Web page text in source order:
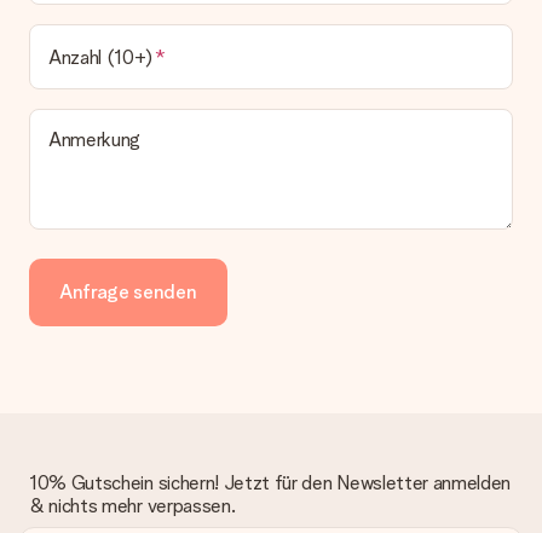
Anzahl (10+)
Anmerkung
Anfrage senden
10% Gutschein sichern! Jetzt für den Newsletter anmelden
& nichts mehr verpassen.